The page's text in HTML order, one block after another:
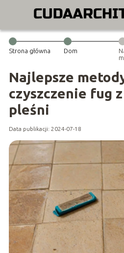
Strona główna Dom
z
Najlepsze
czyszczenie fug
pleśni
Data publikacji: 2024-07-18